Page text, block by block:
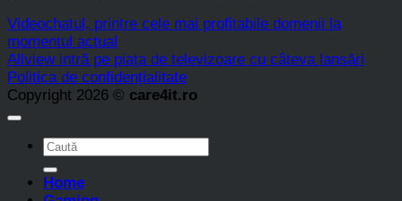
Videochatul, printre cele mai profitabile domenii la
momentul actual
Allview intră pe piața de televizoare cu câteva lansări
Politica de confidențialitate
Copyright 2026 © care4it.ro
Home